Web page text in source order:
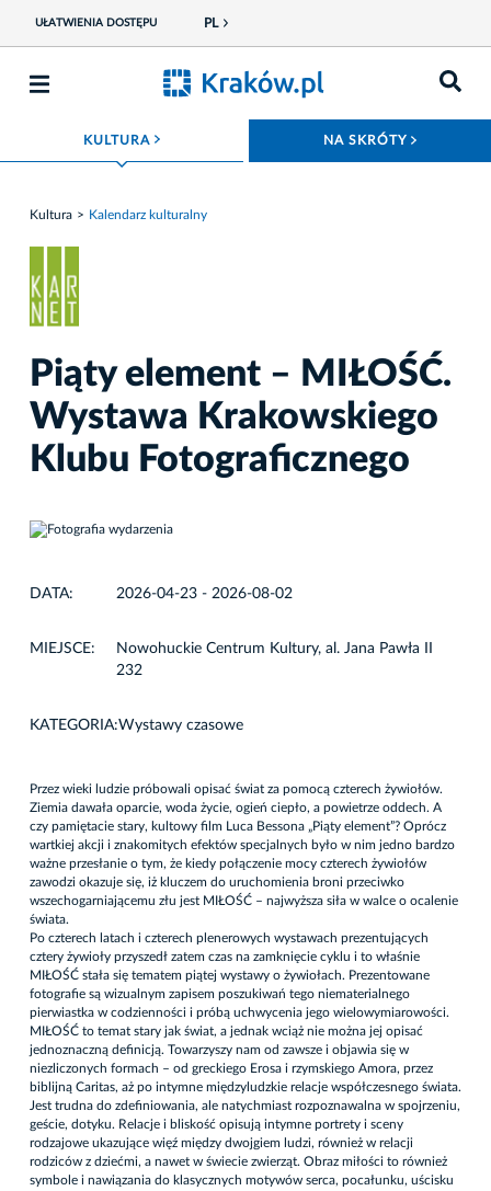
UŁATWIENIA DOSTĘPU PL
KULTURA ROZWIŃ MENU NA SKRÓTY
Kultura Kalendarz kulturalny
Piąty element – MIŁOŚĆ.
Wystawa Krakowskiego
Klubu Fotograficznego
DATA: 2026-04-23 - 2026-08-02
MIEJSCE:
Nowohuckie Centrum Kultury, al. Jana Pawła II
232
KATEGORIA:Wystawy czasowe
Przez wieki ludzie próbowali opisać świat za pomocą czterech żywiołów.
Ziemia dawała oparcie, woda życie, ogień ciepło, a powietrze oddech. A
czy pamiętacie stary, kultowy film Luca Bessona „Piąty element”? Oprócz
wartkiej akcji i znakomitych efektów specjalnych było w nim jedno bardzo
ważne przesłanie o tym, że kiedy połączenie mocy czterech żywiołów
zawodzi okazuje się, iż kluczem do uruchomienia broni przeciwko
wszechogarniającemu złu jest MIŁOŚĆ – najwyższa siła w walce o ocalenie
świata.
Po czterech latach i czterech plenerowych wystawach prezentujących
cztery żywioły przyszedł zatem czas na zamknięcie cyklu i to właśnie
MIŁOŚĆ stała się tematem piątej wystawy o żywiołach. Prezentowane
fotografie są wizualnym zapisem poszukiwań tego niematerialnego
pierwiastka w codzienności i próbą uchwycenia jego wielowymiarowości.
MIŁOŚĆ to temat stary jak świat, a jednak wciąż nie można jej opisać
jednoznaczną definicją. Towarzyszy nam od zawsze i objawia się w
niezliczonych formach – od greckiego Erosa i rzymskiego Amora, przez
biblijną Caritas, aż po intymne międzyludzkie relacje współczesnego świata.
Jest trudna do zdefiniowania, ale natychmiast rozpoznawalna w spojrzeniu,
geście, dotyku. Relacje i bliskość opisują intymne portrety i sceny
rodzajowe ukazujące więź między dwojgiem ludzi, również w relacji
rodziców z dziećmi, a nawet w świecie zwierząt. Obraz miłości to również
symbole i nawiązania do klasycznych motywów serca, pocałunku, uścisku